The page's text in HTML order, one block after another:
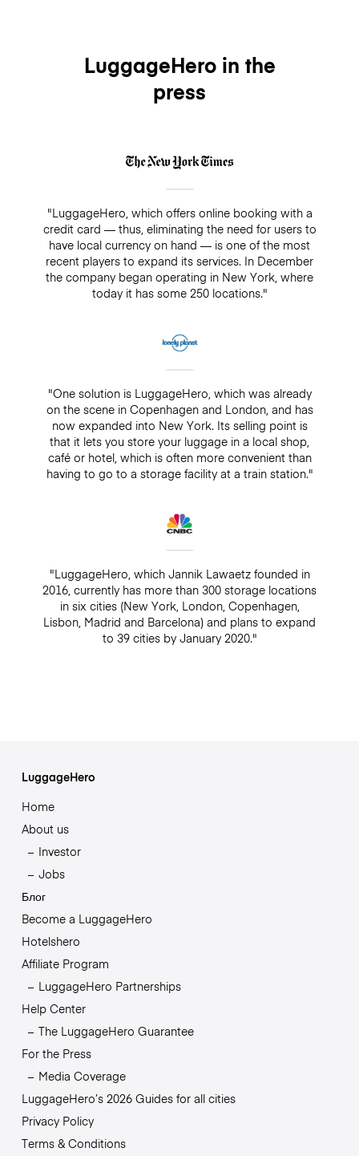
LuggageHero in the
press
"LuggageHero, which offers online booking with a
credit card — thus, eliminating the need for users to
have local currency on hand — is one of the most
recent players to expand its services. In December
the company began operating in New York, where
today it has some 250 locations."
"One solution is LuggageHero, which was already
on the scene in Copenhagen and London, and has
now expanded into New York. Its selling point is
that it lets you store your luggage in a local shop,
café or hotel, which is often more convenient than
having to go to a storage facility at a train station."
"LuggageHero, which Jannik Lawaetz founded in
2016, currently has more than 300 storage locations
in six cities (New York, London, Copenhagen,
Lisbon, Madrid and Barcelona) and plans to expand
to 39 cities by January 2020."
LuggageHero
Home
About us
Investor
Jobs
Блог
Become a LuggageHero
Hotelshero
Affiliate Program
LuggageHero Partnerships
Help Center
The LuggageHero Guarantee
For the Press
Media Coverage
LuggageHero’s 2026 Guides for all cities
Privacy Policy
Terms & Conditions